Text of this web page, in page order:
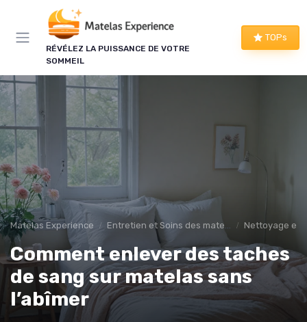
RÉVÉLEZ LA PUISSANCE DE VOTRE
SOMMEIL
TOPs
Matelas Experience Entretien et Soins des matelas Nettoyage et
Comment enlever des taches
de sang sur matelas sans
l’abîmer
Panneau de gestion des cookies